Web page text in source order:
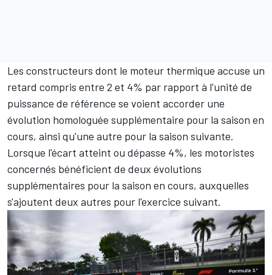
Les constructeurs dont le moteur thermique accuse un
retard compris entre 2 et 4% par rapport à l'unité de
puissance de référence se voient accorder une
évolution homologuée supplémentaire pour la saison en
cours, ainsi qu'une autre pour la saison suivante.
Lorsque l'écart atteint ou dépasse 4%, les motoristes
concernés bénéficient de deux évolutions
supplémentaires pour la saison en cours, auxquelles
s'ajoutent deux autres pour l'exercice suivant.